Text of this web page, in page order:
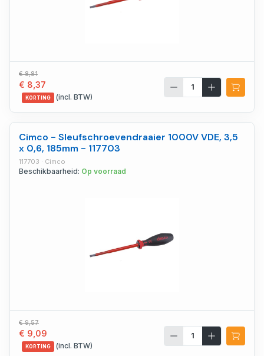
€ 8,81
€ 8,37
KORTING (incl. BTW)
Cimco - Sleufschroevendraaier 1000V VDE, 3,5
x 0,6, 185mm - 117703
117703 · Cimco
Beschikbaarheid: Op voorraad
€ 9,57
€ 9,09
KORTING (incl. BTW)